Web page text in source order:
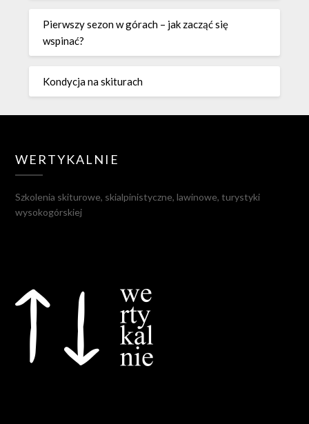
Pierwszy sezon w górach – jak zacząć się
wspinać?
Kondycja na skiturach
WERTYKALNIE
Szkolenia skiturowe, skialpinistyczne, lawinowe, turystyki
wysokogórskiej